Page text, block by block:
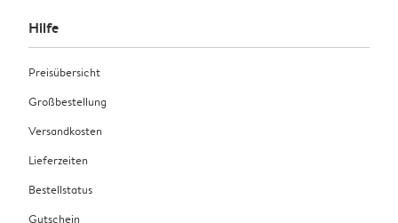
Hilfe
Preisübersicht
Großbestellung
Versandkosten
Lieferzeiten
Bestellstatus
Gutschein